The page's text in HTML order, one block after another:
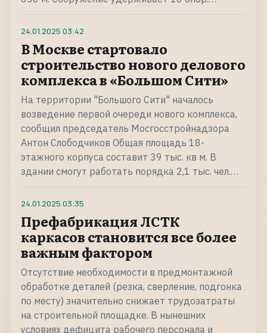
24.01.2025 03:42
В Москве стартовало
строительство нового делового
комплекса в «Большом Сити»
На территории "Большого Сити" началось
возведение первой очереди нового комплекса,
сообщил председатель Мосгосстройнадзора
Антон Слободчиков Общая площадь 18-
этажного корпуса составит 39 тыс. кв м. В
здании смогут работать порядка 2,1 тыс. чел.…
24.01.2025 03:35
Префабрикация ЛСТК
каркасов становится все более
важным фактором
Отсутствие необходимости в предмонтажной
обработке деталей (резка, сверление, подгонка
по месту) значительно снижает трудозатраты
на строительной площадке. В нынешних
условиях дефицита рабочего персонала и